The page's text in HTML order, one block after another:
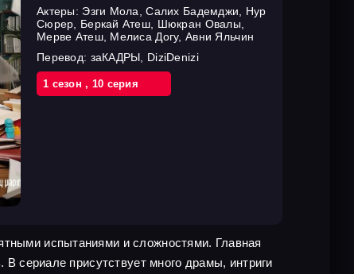
Актеры: Эзги Мола, Салих Бадемджи, Нур
Сюрер, Беркай Атеш, Шюкран Овалы,
Мерве Атеш, Мелиса Догу, Авни Яльчин
Перевод: заКАДРЫ, DiziDenizi
1 cезон, 10 cерия
испытаниями и сложностями. Главная
сериале присутствует много драмы, интриги